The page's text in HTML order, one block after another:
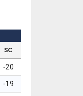
SC
-20
-19